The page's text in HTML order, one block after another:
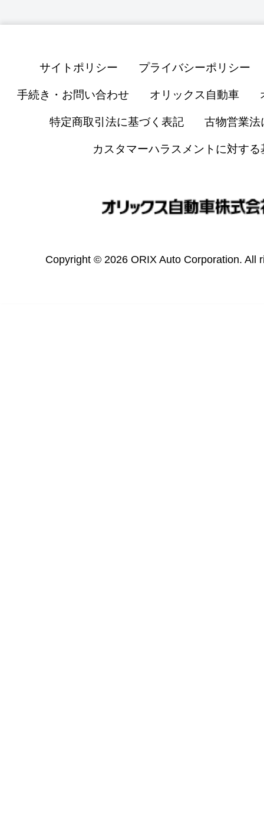
サイトポリシー プライバシーポリシー
手続き・お問い合わせ オリックス自動車
特定商取引法に基づく表記 古物営業法
カスタマーハラスメントに対する
Copyright © 2026 ORIX Auto Corporation. All